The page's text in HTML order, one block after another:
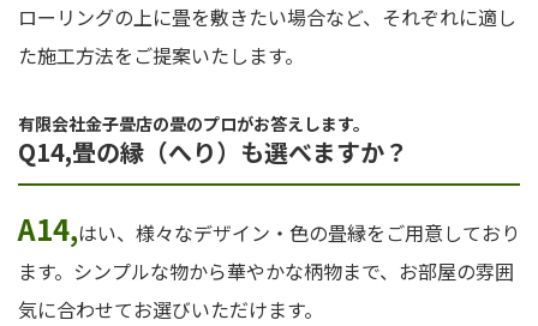
ローリングの上に畳を敷きたい場合など、それぞれに適し
た施工方法をご提案いたします。
有限会社金子畳店の畳のプロがお答えします。
Q14,畳の縁（へり）も選べますか？
A14,はい、様々なデザイン・色の畳縁をご用意しており
ます。シンプルな物から華やかな柄物まで、お部屋の雰囲
気に合わせてお選びいただけます。